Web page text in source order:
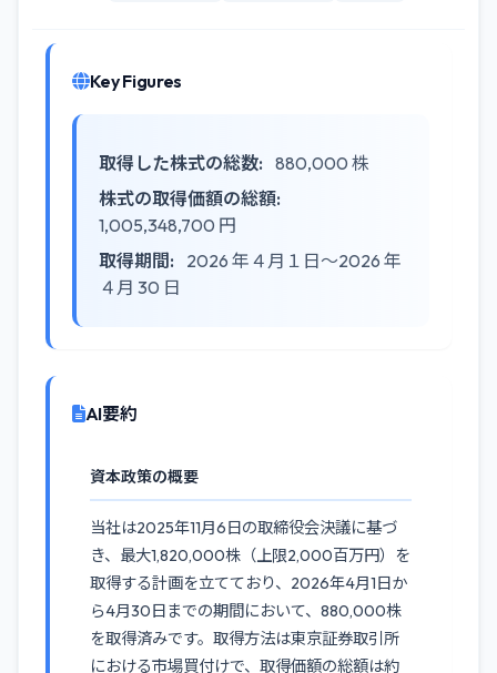
Key Figures
取得した株式の総数: 880,000 株
株式の取得価額の総額:
1,005,348,700 円
取得期間:
2026 年４月１日～2026 年
４月 30 日
AI要約
資本政策の概要
当社は2025年11月6日の取締役会決議に基づ
き、最大1,820,000株（上限2,000百万円）を
取得する計画を立てており、2026年4月1日か
ら4月30日までの期間において、880,000株
を取得済みです。取得方法は東京証券取引所
における市場買付けで、取得価額の総額は約